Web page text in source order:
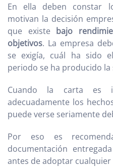
En ella deben constar
motivan la decisión
que existe bajo
objetivos. La empresa
se exigía, cuál ha sido
periodo se ha producido
Cuando la carta es
adecuadamente los
puede verse seriamente
Por eso es
documentación
antes de adoptar cualquier